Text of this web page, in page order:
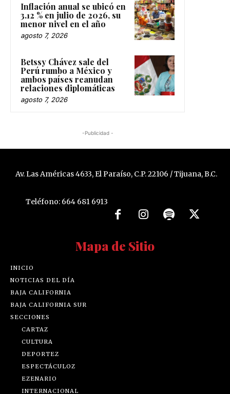
Inflación anual se ubicó en
3.12 % en julio de 2026, su
menor nivel en el año
agosto 7, 2026
Betssy Chávez sale del
Perú rumbo a México y
ambos países reanudan
relaciones diplomáticas
agosto 7, 2026
-Publicidad -
Av. Las Américas 4633, El Paraíso, C.P. 22106 / Tijuana, B.C.
Teléfono: 664 681 6913
Mapa de Sitio
INICIO
NOTICIAS DEL DÍA
BAJA CALIFORNIA
BAJA CALIFORNIA SUR
SECCIONES
CARTAZ
CULTURA
DEPORTEZ
ESPECTÁCULOZ
EZENARIO
INTERNACIONAL